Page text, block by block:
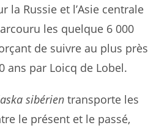
la Russie et l’Asie centrale
les quelque 6 000
de suivre au plus près
ans par Loicq de Lobel.
sibérien transporte les
le présent et le passé,